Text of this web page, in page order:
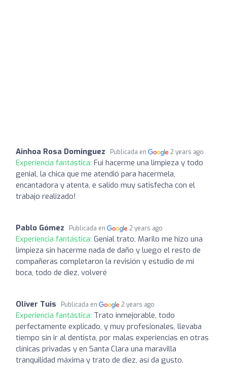
Ainhoa Rosa Dominguez Publicada en 2 years ago
Experiencia fantástica: Fui hacerme una limpieza y todo
genial, la chica que me atendió para hacermela,
encantadora y atenta, e salido muy satisfecha con el
trabajo realizado!
Pablo Gómez Publicada en 2 years ago
Experiencia fantástica: Genial trato, Marilo me hizo una
limpieza sin hacerme nada de daño y luego el resto de
compañeras completaron la revisión y estudio de mi
boca, todo de diez, volveré
Oliver Tuis Publicada en 2 years ago
Experiencia fantástica: Trato inmejorable, todo
perfectamente explicado, y muy profesionales, llevaba
tiempo sin ir al dentista, por malas experiencias en otras
clínicas privadas y en Santa Clara una maravilla
tranquilidad máxima y trato de diez, así da gusto.